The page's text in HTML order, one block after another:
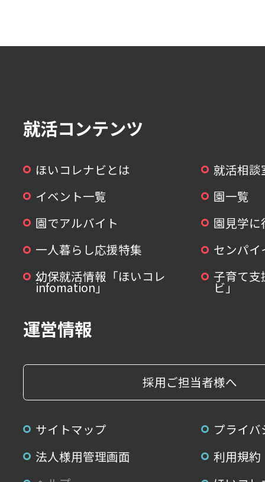
就活コンテンツ
ほいコレナビとは
就活相談
イベント一覧
園一覧
園でアルバイト
園見学
一人暮らし応援特集
センパ
幼保就活情報「ほいコレ
infomation」
子育て支
ビ」
運営情報
採用ご担当者様へ
サイトマップ
プライ
法人様用管理画面
利用規約